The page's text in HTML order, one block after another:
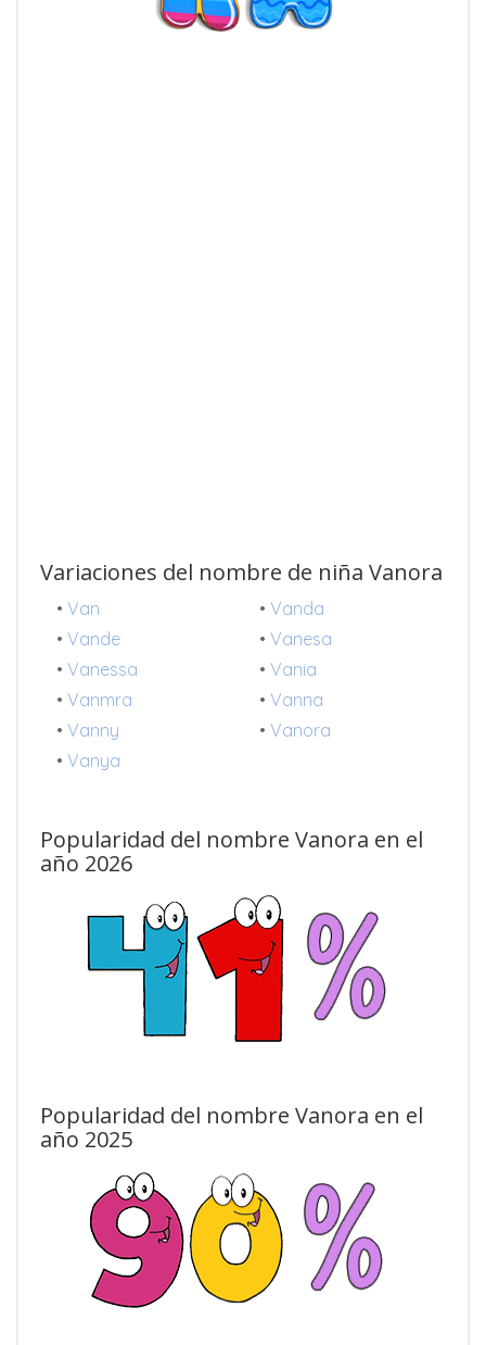
Variaciones del nombre de niña Vanora
• Van • Vanda
• Vande • Vanesa
• Vanessa • Vania
• Vanmra • Vanna
• Vanny • Vanora
• Vanya
Popularidad del nombre Vanora en el
año 2026
Popularidad del nombre Vanora en el
año 2025